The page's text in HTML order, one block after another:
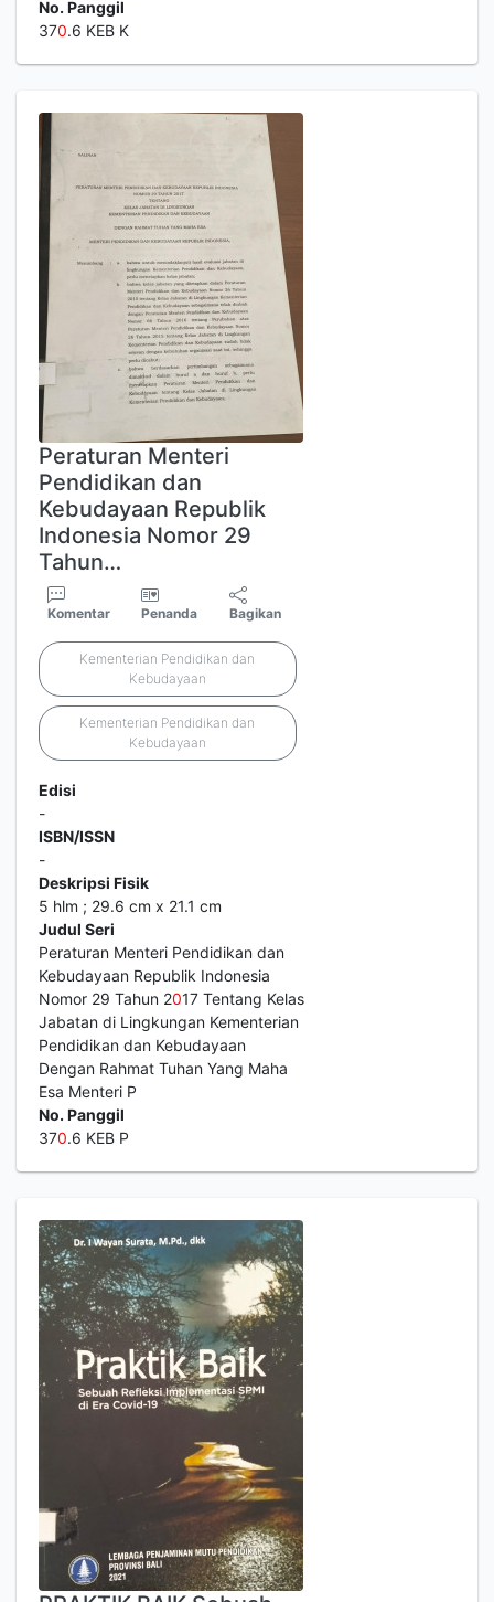
No. Panggil
370.6 KEB K
Peraturan Menteri
Pendidikan dan
Kebudayaan Republik
Indonesia Nomor 29
Tahun…
Komentar Penanda Bagikan
Kementerian Pendidikan dan
Kebudayaan
Kementerian Pendidikan dan
Kebudayaan
Edisi
-
ISBN/ISSN
-
Deskripsi Fisik
5 hlm ; 29.6 cm x 21.1 cm
Judul Seri
Peraturan Menteri Pendidikan dan
Kebudayaan Republik Indonesia
Nomor 29 Tahun 2017 Tentang Kelas
Jabatan di Lingkungan Kementerian
Pendidikan dan Kebudayaan
Dengan Rahmat Tuhan Yang Maha
Esa Menteri P
No. Panggil
370.6 KEB P